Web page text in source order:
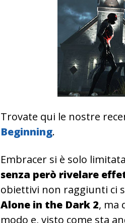
Trovate qui le nostre
Beginning.
Embracer si è solo
senza però rivelare
obiettivi non raggiunti ci
Alone in the Dark 2, ma
modo e, visto come sta